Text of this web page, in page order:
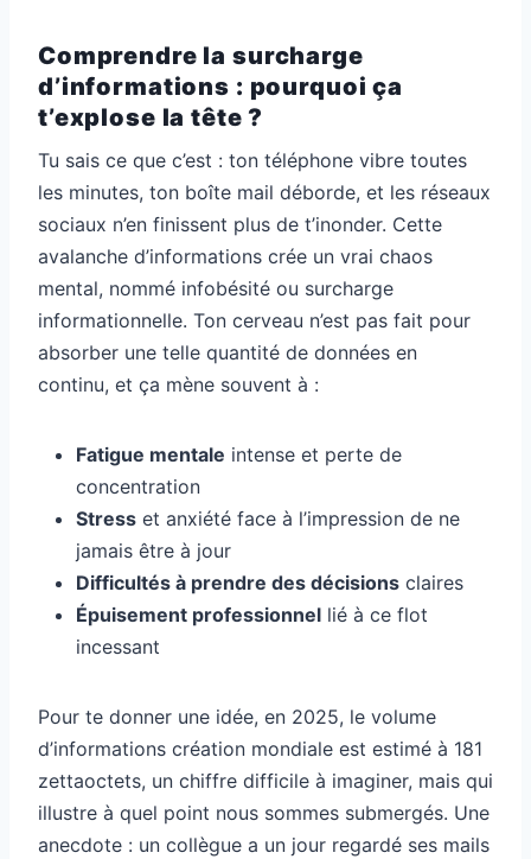
Comprendre la surcharge
d’informations : pourquoi ça
t’explose la tête ?
Tu sais ce que c’est : ton téléphone vibre toutes
les minutes, ton boîte mail déborde, et les réseaux
sociaux n’en finissent plus de t’inonder. Cette
avalanche d’informations crée un vrai chaos
mental, nommé infobésité ou surcharge
informationnelle. Ton cerveau n’est pas fait pour
absorber une telle quantité de données en
continu, et ça mène souvent à :
Fatigue mentale intense et perte de
concentration
Stress et anxiété face à l’impression de ne
jamais être à jour
Difficultés à prendre des décisions claires
Épuisement professionnel lié à ce flot
incessant
Pour te donner une idée, en 2025, le volume
d’informations création mondiale est estimé à 181
zettaoctets, un chiffre difficile à imaginer, mais qui
illustre à quel point nous sommes submergés. Une
anecdote : un collègue a un jour regardé ses mails